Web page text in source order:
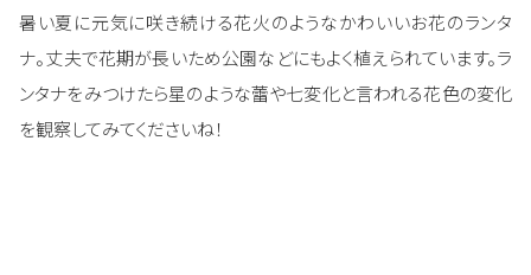
暑い夏に元気に咲き続ける花火のようなかわいいお花のランタ
ナ。丈夫で花期が長いため公園などにもよく植えられています。ラ
ンタナをみつけたら星のような蕾や七変化と言われる花色の変化
を観察してみてくださいね！